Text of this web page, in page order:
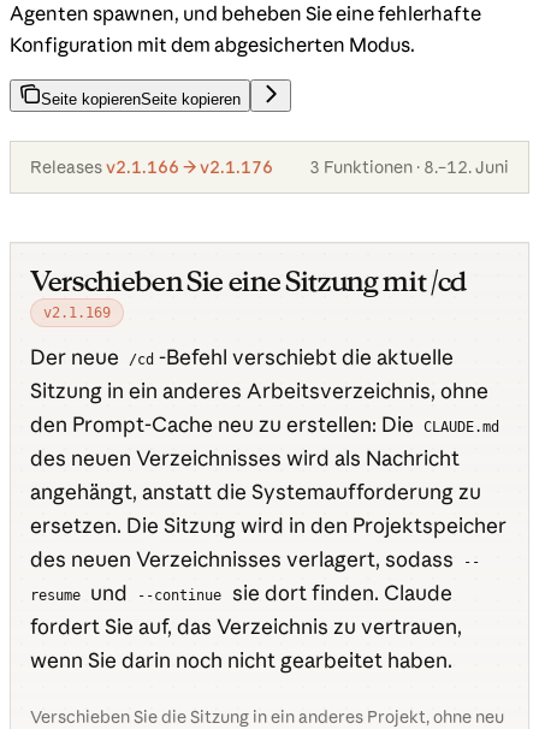
Agenten spawnen, und beheben Sie eine fehlerhafte
Konfiguration mit dem abgesicherten Modus.
Seite kopierenSeite kopieren
Releasesv2.1.166 → v2.1.176 3 Funktionen · 8.–12. Juni
Verschieben Sie eine Sitzung mit /cd
v2.1.169
Der neue /cd -Befehl verschiebt die aktuelle
Sitzung in ein anderes Arbeitsverzeichnis, ohne
den Prompt-Cache neu zu erstellen: Die
CLAUDE.md
des neuen Verzeichnisses wird als Nachricht
angehängt, anstatt die Systemaufforderung zu
ersetzen. Die Sitzung wird in den Projektspeicher
des neuen Verzeichnisses verlagert, sodass
--
resume
und --continue
sie dort finden. Claude
fordert Sie auf, das Verzeichnis zu vertrauen,
wenn Sie darin noch nicht gearbeitet haben.
Verschieben Sie die Sitzung in ein anderes Projekt, ohne neu